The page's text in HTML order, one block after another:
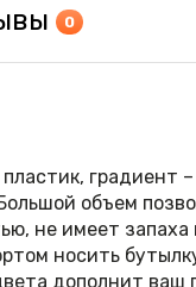
0
объем
не имеет
носить
дополнит ваш